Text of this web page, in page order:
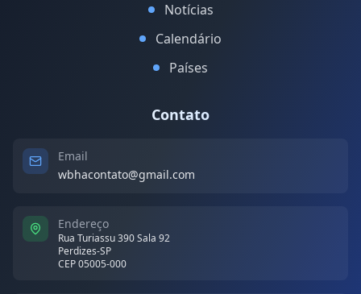
Notícias
Calendário
Países
Contato
Email
wbhacontato@gmail.com
Endereço
Rua Turiassu 390 Sala 92
Perdizes-SP
CEP 05005-000